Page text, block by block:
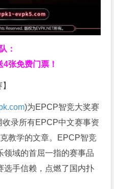
：
4张免费门票！
)为EPCP智竞大奖赛
录所有EPCP中文赛事资
教学的文章。EPCP智竞
领域的首屈一指的赛事品
选手信赖，点燃了国内扑